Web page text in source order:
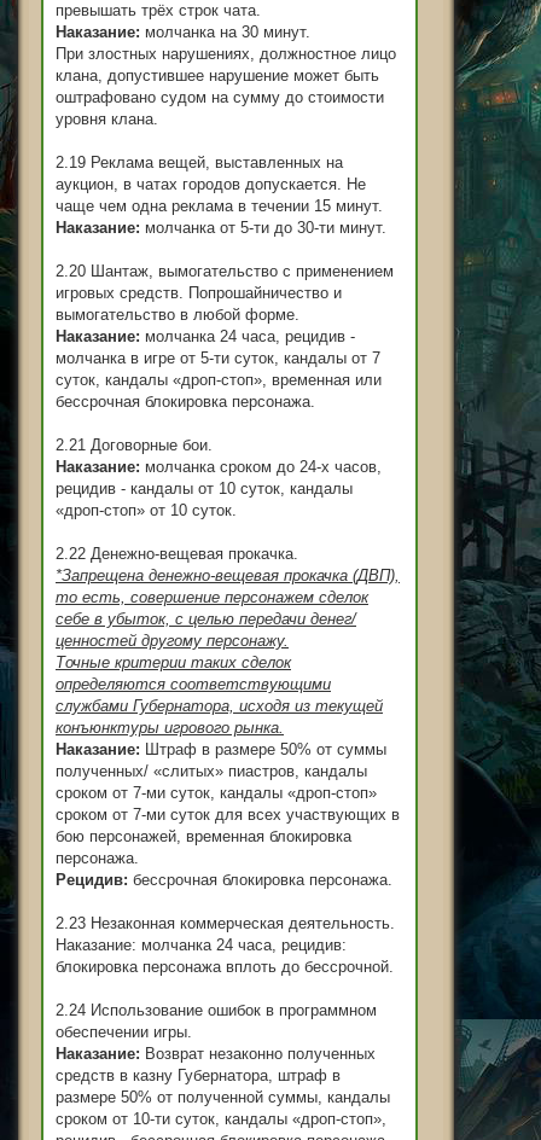
превышать трёх строк чата.
Наказание: молчанка на 30 минут.
При злостных нарушениях, должностное лицо
клана, допустившее нарушение может быть
оштрафовано судом на сумму до стоимости
уровня клана.
2.19 Реклама вещей, выставленных на
аукцион, в чатах городов допускается. Не
чаще чем одна реклама в течении 15 минут.
Наказание: молчанка от 5-ти до 30-ти минут.
2.20 Шантаж, вымогательство с применением
игровых средств. Попрошайничество и
вымогательство в любой форме.
Наказание: молчанка 24 часа, рецидив -
молчанка в игре от 5-ти суток, кандалы от 7
суток, кандалы «дроп-стоп», временная или
бессрочная блокировка персонажа.
2.21 Договорные бои.
Наказание: молчанка сроком до 24-х часов,
рецидив - кандалы от 10 суток, кандалы
«дроп-стоп» от 10 суток.
2.22 Денежно-вещевая прокачка.
*Запрещена денежно-вещевая прокачка (ДВП),
то есть, совершение персонажем сделок
себе в убыток, с целью передачи денег/
ценностей другому персонажу.
Точные критерии таких сделок
определяются соответствующими
службами Губернатора, исходя из текущей
конъюнктуры игрового рынка.
Наказание: Штраф в размере 50% от суммы
полученных/ «слитых» пиастров, кандалы
сроком от 7-ми суток, кандалы «дроп-стоп»
сроком от 7-ми суток для всех участвующих в
бою персонажей, временная блокировка
персонажа.
Рецидив: бессрочная блокировка персонажа.
2.23 Незаконная коммерческая деятельность.
Наказание: молчанка 24 часа, рецидив:
блокировка персонажа вплоть до бессрочной.
2.24 Использование ошибок в программном
обеспечении игры.
Наказание: Возврат незаконно полученных
средств в казну Губернатора, штраф в
размере 50% от полученной суммы, кандалы
сроком от 10-ти суток, кандалы «дроп-стоп»,